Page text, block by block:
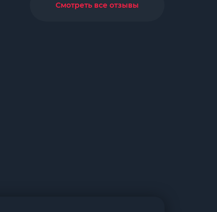
Смотреть все отзывы